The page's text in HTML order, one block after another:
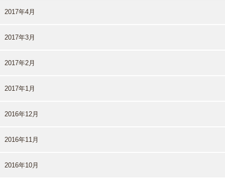
2017年4月
2017年3月
2017年2月
2017年1月
2016年12月
2016年11月
2016年10月